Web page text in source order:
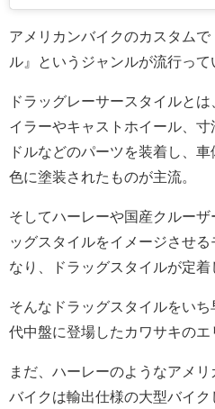
アメリカンバイクのカスタム
ル』というジャンルが流行って
ドラッグレーサースタイルと
イラーやキャストホイール、
ドルなどのパーツを装着し、
色に塗装されたものが主流。
そしてハーレーや国産クルー
ッグスタイルをイメージさせ
なり、ドラッグスタイルが定着
そんなドラッグスタイルをい
代中盤に登場したカワサキのエ
まだ、ハーレーのようなアメ
バイクは輸出仕様の大型バイ